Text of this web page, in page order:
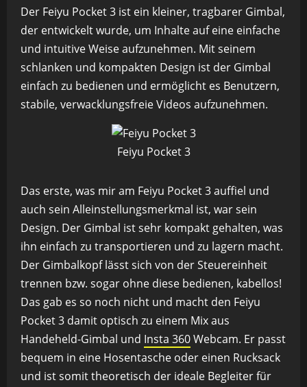
Der Feiyu Pocket 3 ist ein kleiner, tragbarer Gimbal,
der entwickelt wurde, um Inhalte auf eine einfache
und intuitive Weise aufzunehmen. Mit seinem
schlanken und kompakten Design ist der Gimbal
einfach zu bedienen und ermöglicht es Benutzern,
stabile, verwacklungsfreie Videos aufzunehmen.
Feiyu Pocket 3
Das erste, was mir am Feiyu Pocket 3 auffiel und
auch sein Alleinstellungsmerkmal ist, war sein
Design. Der Gimbal ist sehr kompakt gehalten, was
ihn einfach zu transportieren und zu lagern macht.
Der Gimbalkopf lässt sich von der Steuereinheit
trennen bzw. sogar ohne diese bedienen, kabellos!
Das gab es so noch nicht und macht den Feiyu
Pocket 3 damit optisch zu einem Mix aus
Handeheld-Gimbal und Insta 360Webcam. Er passt
bequem in eine Hosentasche oder einen Rucksack
und ist somit theoretisch der ideale Begleiter für